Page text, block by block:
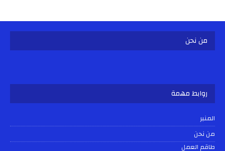
من نحن
روابط مهمة
المنبر
من نحن
طاقم العمل